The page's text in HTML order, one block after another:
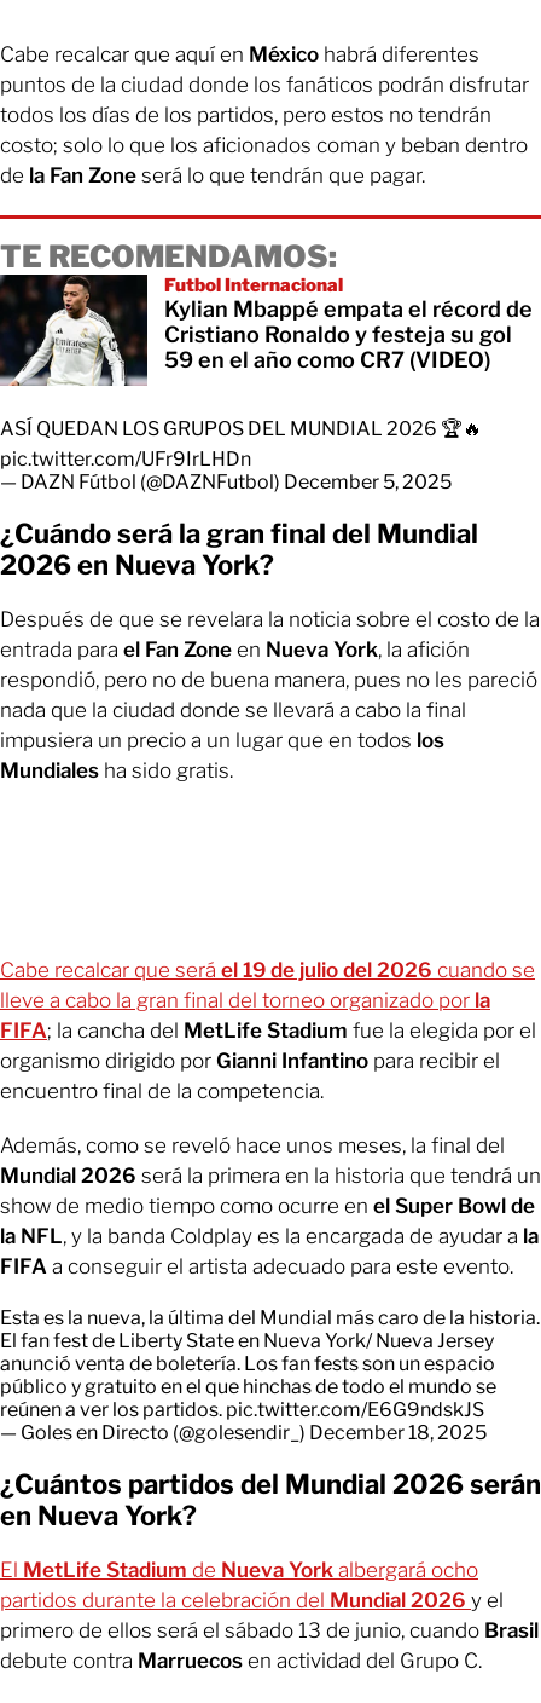
Cabe recalcar que aquí en México habrá diferentes
puntos de la ciudad donde los fanáticos podrán disfrutar
todos los días de los partidos, pero estos no tendrán
costo; solo lo que los aficionados coman y beban dentro
de la Fan Zone será lo que tendrán que pagar.
TE RECOMENDAMOS:
Futbol Internacional
Kylian Mbappé empata el récord de
Cristiano Ronaldo y festeja su gol
59 en el año como CR7 (VIDEO)
ASÍ QUEDAN LOS GRUPOS DEL MUNDIAL 2026 🏆🔥
pic.twitter.com/UFr9IrLHDn
— DAZN Fútbol (@DAZNFutbol) December 5, 2025
¿Cuándo será la gran final del Mundial
2026 en Nueva York?
Después de que se revelara la noticia sobre el costo de la
entrada para el Fan Zone en Nueva York, la afición
respondió, pero no de buena manera, pues no les pareció
nada que la ciudad donde se llevará a cabo la final
impusiera un precio a un lugar que en todos los
Mundiales ha sido gratis.
Cabe recalcar que será el 19 de julio del 2026 cuando se
lleve a cabo la gran final del torneo organizado por la
FIFA; la cancha del MetLife Stadium fue la elegida por el
organismo dirigido por Gianni Infantino para recibir el
encuentro final de la competencia.
Además, como se reveló hace unos meses, la final del
Mundial 2026 será la primera en la historia que tendrá un
show de medio tiempo como ocurre en el Super Bowl de
la NFL, y la banda Coldplay es la encargada de ayudar a la
FIFA a conseguir el artista adecuado para este evento.
Esta es la nueva, la última del Mundial más caro de la historia.
El fan fest de Liberty State en Nueva York/ Nueva Jersey
anunció venta de boletería. Los fan fests son un espacio
público y gratuito en el que hinchas de todo el mundo se
reúnen a ver los partidos. pic.twitter.com/E6G9ndskJS
— Goles en Directo (@golesendir_) December 18, 2025
¿Cuántos partidos del Mundial 2026 serán
en Nueva York?
El MetLife Stadium de Nueva York albergará ocho
partidos durante la celebración del Mundial 2026 y el
primero de ellos será el sábado 13 de junio, cuando Brasil
debute contra Marruecos en actividad del Grupo C.